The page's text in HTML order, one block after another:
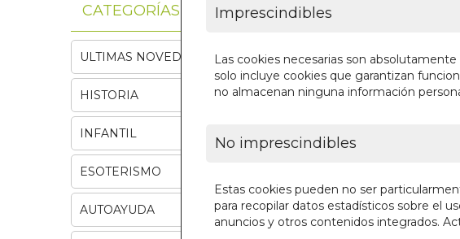
Imprescindibles
Las cookies necesarias son
solo incluye cookies que garantizan
no almacenan ninguna información
No imprescindibles
Estas cookies pueden no ser
para recopilar datos estadísticos sobre el
anuncios y otros contenidos integrados.
CATEGORÍAS
ULTIMAS NOVEDADES
HISTORIA
INFANTIL
ESOTERISMO
AUTOAYUDA